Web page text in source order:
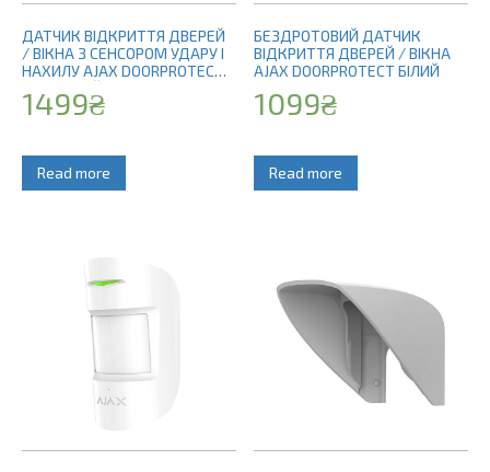
ДАТЧИК ВІДКРИТТЯ ДВЕРЕЙ
/ ВІКНА З СЕНСОРОМ УДАРУ І
НАХИЛУ AJAX DOORPROTECT
1499₴
Read more
БЕЗДРОТОВИЙ ДАТЧИК
ВІДКРИТТЯ ДВЕРЕЙ / ВІКНА
AJAX DOORPROTECT БІЛИЙ
1099₴
Read more